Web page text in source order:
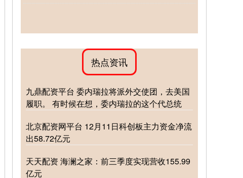
热点资讯
九鼎配资平台 委内瑞拉将派外交使团，去美国
履职。 有时候在想，委内瑞拉的这个代总统
北京配资网平台 12月11日科创板主力资金净流
出58.72亿元
天天配资 海澜之家：前三季度实现营收155.99
亿元